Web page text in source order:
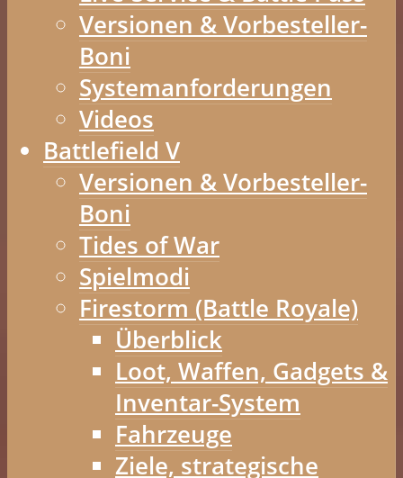
Versionen & Vorbesteller-
Boni
Systemanforderungen
Videos
Battlefield V
Versionen & Vorbesteller-
Boni
Tides of War
Spielmodi
Firestorm (Battle Royale)
Überblick
Loot, Waffen, Gadgets &
Inventar-System
Fahrzeuge
Ziele, strategische